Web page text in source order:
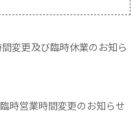
変更及び臨時休業のお知ら
時営業時間変更のお知らせ